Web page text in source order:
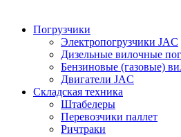
Погрузчики
Электропогрузчики JAC
Дизельные вилочные
Бензиновые (газовые)
Двигатели JAC
Складская техника
Штабелеры
Перевозчики паллет
Ричтраки